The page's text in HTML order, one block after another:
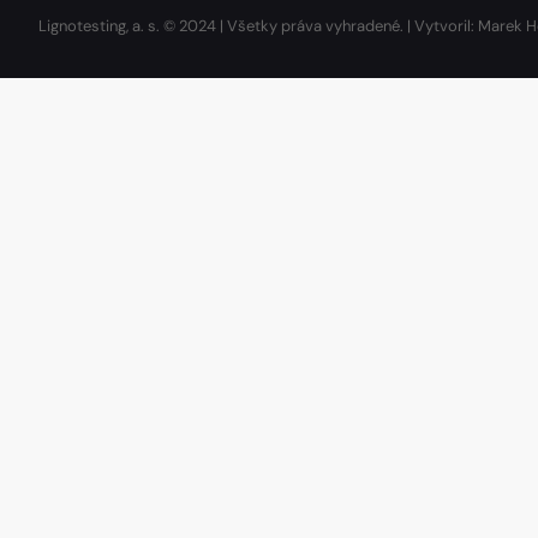
Lignotesting, a. s. © 2024 | Všetky práva vyhradené. | Vytvoril: Marek